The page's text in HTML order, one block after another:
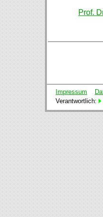
Prof.
Impressum
Verantwortlich: